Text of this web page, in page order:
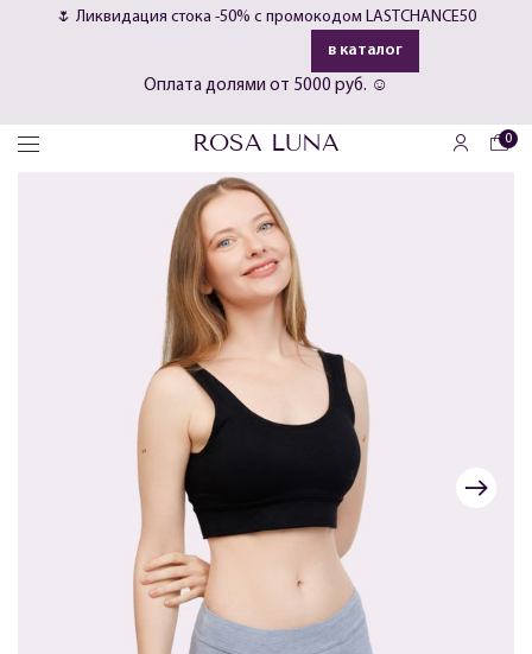
🌷 Ликвидация стока -50% с промокодом LASTCHANCE50
в каталог
Гарантия возврата 60 дней - попробуй и верни, если не
🚚 Бесплатная доставка, возврат и обмен 🤩
Оплата долями от 5000 руб. ☺️
ROSA LUNA 0